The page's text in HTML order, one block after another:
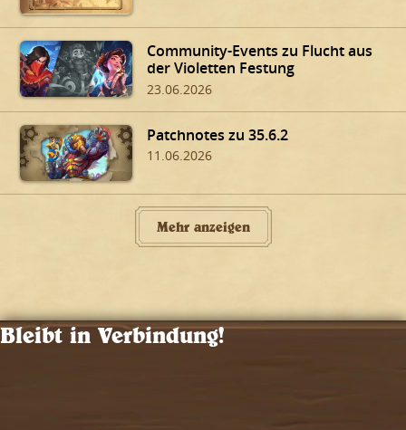
Community-Events zu Flucht aus
der Violetten Festung
23.06.2026
Patchnotes zu 35.6.2
11.06.2026
Mehr anzeigen
Bleibt in Verbindung!